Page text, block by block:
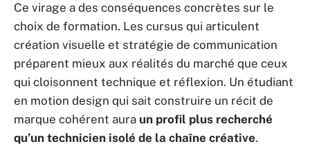
Ce virage a des conséquences concrètes sur le
choix de formation. Les cursus qui articulent
création visuelle et stratégie de communication
préparent mieux aux réalités du marché que ceux
qui cloisonnent technique et réflexion. Un étudiant
en motion design qui sait construire un récit de
marque cohérent aura un profil plus recherché
qu’un technicien isolé de la chaîne créative.